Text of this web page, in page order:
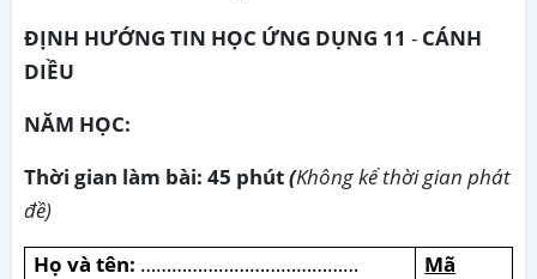
ĐỊNH HƯỚNG TIN HỌC ỨNG DỤNG 11 - CÁNH
DIỀU
NĂM HỌC:
Thời gian làm bài: 45 phút(Không kể thời gian phát
đề)
Họ và tên: ……………………………………
Mã